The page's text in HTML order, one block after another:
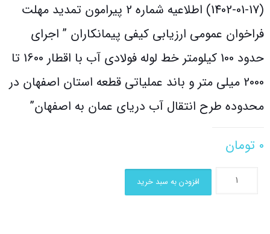
(1402-01-17) اطلاعیه شماره 2 پیرامون تمدید مهلت
فراخوان عمومی ارزیابی کیفی پیمانکاران ” اجرای
حدود 100 کیلومتر خط لوله فولادی آب با اقطار 1600 تا
2000 میلی متر و باند عملیاتی قطعه استان اصفهان در
محدوده طرح انتقال آب دریای عمان به اصفهان”
۰ تومان
افزودن به سبد خرید